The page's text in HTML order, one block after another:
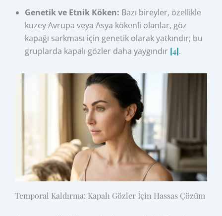
Genetik ve Etnik Köken: Bazı bireyler, özellikle
kuzey Avrupa veya Asya kökenli olanlar, göz
kapağı sarkması için genetik olarak yatkındır; bu
gruplarda kapalı gözler daha yaygındır [4].
Temporal Kaldırma: Kapalı Gözler İçin Hassas Çözüm